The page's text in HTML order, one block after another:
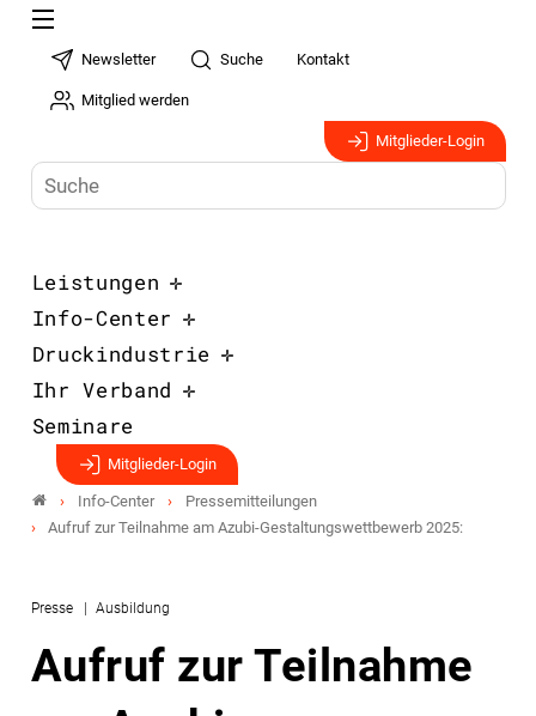
Newsletter Suche Kontakt
Mitglied werden
Mitglieder-Login
Leistungen
Info-Center
Druckindustrie
Ihr Verband
Seminare
Mitglieder-Login
Info-Center
Pressemitteilungen
Aufruf zur Teilnahme am Azubi-Gestaltungs­wettbewerb 2025:
Presse Ausbildung
Aufruf zur Teilnahme